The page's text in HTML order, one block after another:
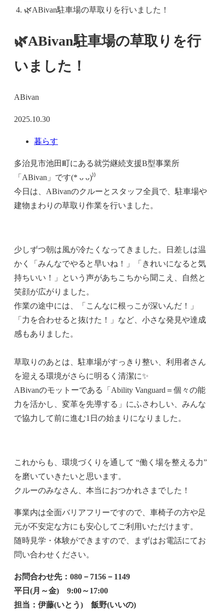
🌿ABivan駐車場の草取りを行いました！
🌿ABivan駐車場の草取りを行
いました！
ABivan
2025.10.30
暮らす
多治見市池田町にある就労継続支援B型事業所
「ABivan」です(* ᴗ ᴗ)⁾⁾
今日は、ABivanのクルーとスタッフ全員で、駐車場や
建物まわりの草取り作業を行いました。
少しずつ朝は風が冷たくなってきました。日差しは温
かく「みんなでやると早いね！」「きれいになると気
持ちいい！」という声があちこちから聞こえ、自然と
笑顔が広がりました。
作業の途中には、「こんなに根っこが深いんだ！」
「力を合わせると抜けた！」など、小さな発見や達成
感もありました。
草取りのあとは、駐車場がすっきり整い、利用者さん
を迎える環境がさらに明るく清潔に✨
ABivanのモットーである「Ability Vanguard＝個々の能
力を活かし、変革を先導する」にふさわしい、みんな
で協力して前に進む1日の始まりになりました。
これからも、環境づくりを通して “働く場を整える力”
を磨いていきたいと思います。
クルーのみなさん、本当におつかれさまでした！
事業内は全面バリアフリーですので、車椅子の方や足
元が不安定な方にも安心してご利用いただけます。
随時見学・体験ができますので、まずはお電話にてお
問い合わせください。
お問合わせ先：080－7156－1149
平日(月～金) 9:00～17:00
担当：伊藤(いとう) 飯野(いいの)